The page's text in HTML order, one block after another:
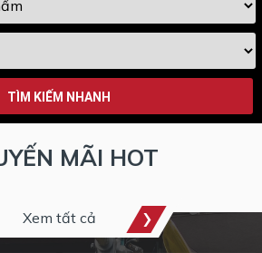
TÌM KIẾM NHANH
MÃI HOT
Xem tất cả